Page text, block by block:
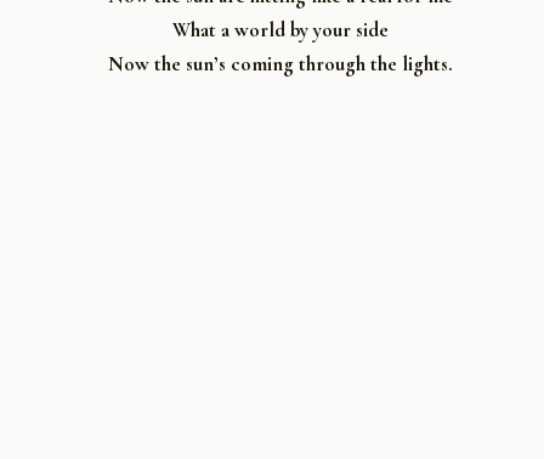
What a world by your side
Now the sun’s coming through the lights.